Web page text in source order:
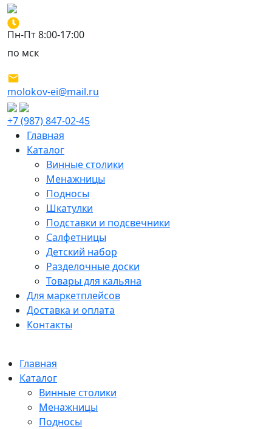
Пн-Пт 8:00-17:00
по мск
molokov-ei@mail.ru
+7 (987) 847-02-45
Главная
Каталог
Винные столики
Менажницы
Подносы
Шкатулки
Подставки и подсвечники
Салфетницы
Детский набор
Разделочные доски
Товары для кальяна
Для маркетплейсов
Доставка и оплата
Контакты
Главная
Каталог
Винные столики
Менажницы
Подносы